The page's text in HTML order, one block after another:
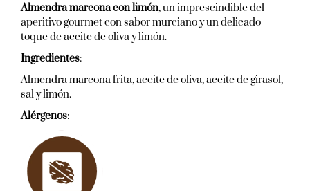
Almendra marcona con limón, un imprescindible del
aperitivo gourmet con sabor murciano y un delicado
toque de aceite de oliva y limón.
Ingredientes:
Almendra marcona frita, aceite de oliva, aceite de girasol,
sal y limón.
Alérgenos: